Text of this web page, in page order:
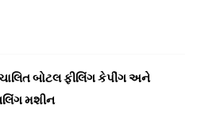
બોટલ ફીલિંગ કેપીંગ અને
મશીન